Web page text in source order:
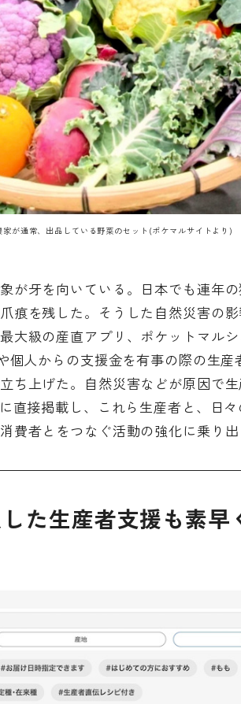
が通常、出品している野菜のセット(ポケマルサイト より)
が牙を向いている。日本でも連年
痕を残した。そうした自然災害の
大級の産直アプリ、ポケットマル
個人からの支援金を有事の際の生産
ち上げた。自然災害などが原因で
直接掲載し、これら生産者と、日
費者とをつなぐ活動の強化に乗り
た生産者支援も素早